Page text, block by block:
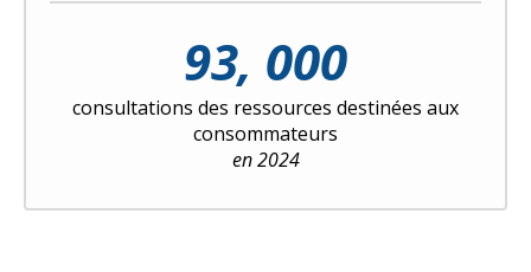
93, 000
consultations des ressources destinées aux
consommateurs
en 2024